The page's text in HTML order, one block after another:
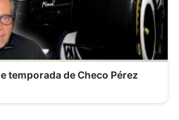
temporada de Checo Pérez